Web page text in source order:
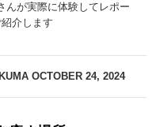
んが実際に体験してレポー
介します
OCTOBER 24, 2024